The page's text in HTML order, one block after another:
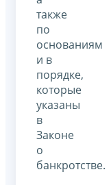
также
по
основаниям
и в
порядке,
которые
указаны
в
Законе
о
банкротстве.